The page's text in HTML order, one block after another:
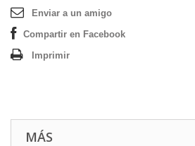
Enviar a un amigo
Compartir en Facebook
Imprimir
MÁS